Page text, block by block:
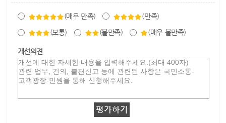
(매우 만족) (만족)
(보통) (불만족) (매우 불만족)
개선의견